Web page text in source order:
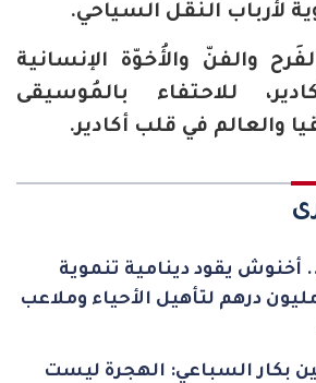
لأرباب النّقل السياحي.
والفنّ والأُخوّة الإنسانية
للاحتفاء بالمُوسيقى
والعالم في قلب أكادير.
أخنوش يقود دينامية تنموية
مليون درهم لتأهيل الأحياء وملاعب
بكار السباعي: الهجرة ليست